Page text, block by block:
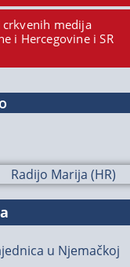
crkvenih medija
i Hercegovine i SR
u Njemačkoj